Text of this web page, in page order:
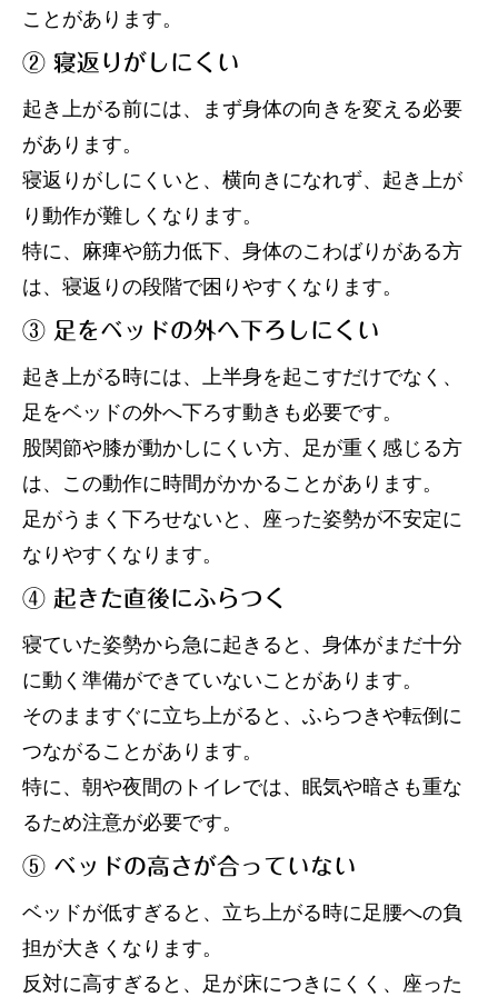
ことがあります。
② 寝返りがしにくい
起き上がる前には、まず身体の向きを変える必要
があります。
寝返りがしにくいと、横向きになれず、起き上が
り動作が難しくなります。
特に、麻痺や筋力低下、身体のこわばりがある方
は、寝返りの段階で困りやすくなります。
③ 足をベッドの外へ下ろしにくい
起き上がる時には、上半身を起こすだけでなく、
足をベッドの外へ下ろす動きも必要です。
股関節や膝が動かしにくい方、足が重く感じる方
は、この動作に時間がかかることがあります。
足がうまく下ろせないと、座った姿勢が不安定に
なりやすくなります。
④ 起きた直後にふらつく
寝ていた姿勢から急に起きると、身体がまだ十分
に動く準備ができていないことがあります。
そのまますぐに立ち上がると、ふらつきや転倒に
つながることがあります。
特に、朝や夜間のトイレでは、眠気や暗さも重な
るため注意が必要です。
⑤ ベッドの高さが合っていない
ベッドが低すぎると、立ち上がる時に足腰への負
担が大きくなります。
反対に高すぎると、足が床につきにくく、座った